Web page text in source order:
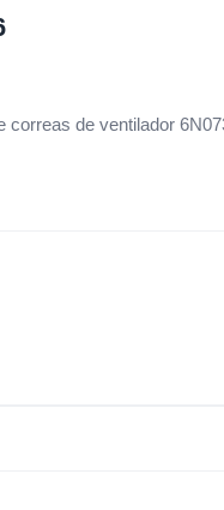
correas de ventilador